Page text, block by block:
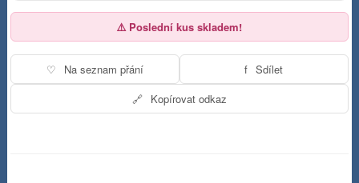
⚠️ Poslední kus skladem!
♡ Na seznam přání f Sdílet
🔗 Kopírovat odkaz